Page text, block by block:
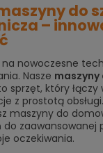
do
–
nowoczesne
Nasze maszyny
sprzęt, który łączy
z prostotą
maszyny do
do zaawansowanej
oczekiwania.